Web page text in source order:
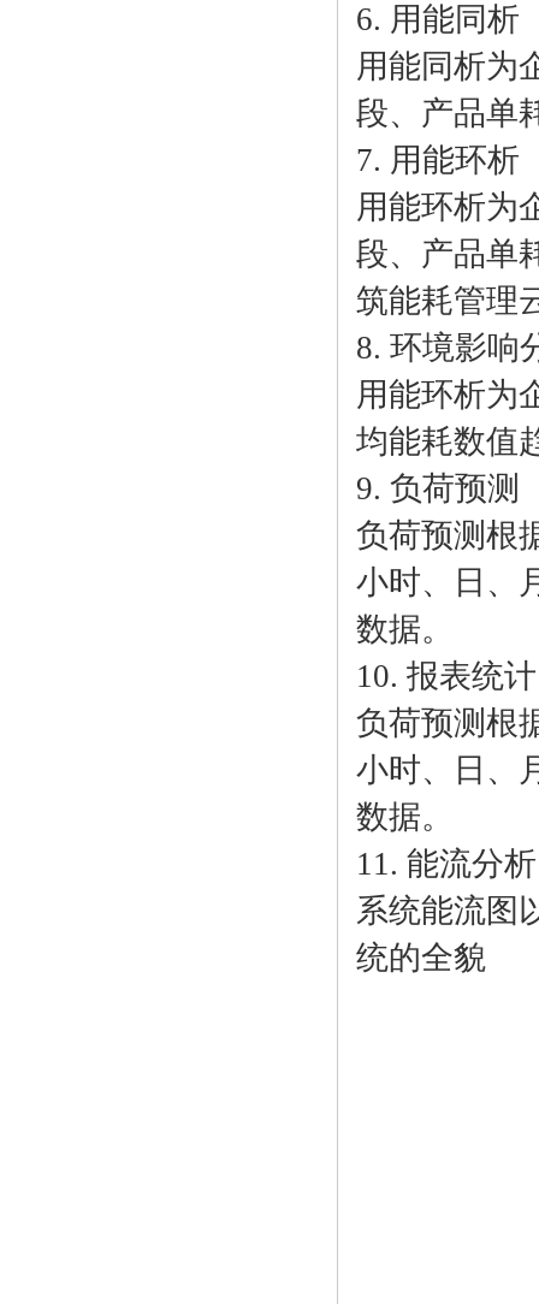
6. 用能同析
用能同析为
段、产品单
7. 用能环析
用能环析为
段、产品单
筑能耗管理
8. 环境影响
用能环析为
均能耗数值
9. 负荷预测
负荷预测根
小时、日、
数据。
10. 报表统计
负荷预测根
小时、日、
数据。
11. 能流分析
系统能流图
统的全貌